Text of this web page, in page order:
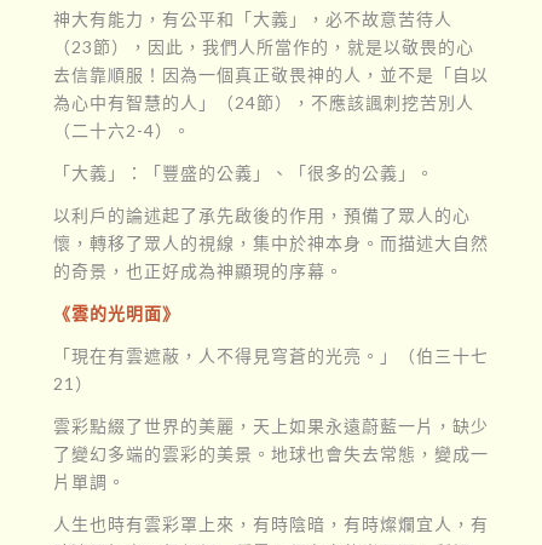
神大有能力，有公平和「大義」，必不故意苦待人
（23節），因此，我們人所當作的，就是以敬畏的心
去信靠順服！因為一個真正敬畏神的人，並不是「自以
為心中有智慧的人」（24節），不應該諷刺挖苦別人
（二十六2-4）。
「大義」：「豐盛的公義」、「很多的公義」。
以利戶的論述起了承先啟後的作用，預備了眾人的心
懷，轉移了眾人的視線，集中於神本身。而描述大自然
的奇景，也正好成為神顯現的序幕。
《雲的光明面》
「現在有雲遮蔽，人不得見穹蒼的光亮。」（伯三十七
21）
雲彩點綴了世界的美麗，天上如果永遠蔚藍一片，缺少
了變幻多端的雲彩的美景。地球也會失去常態，變成一
片單調。
人生也時有雲彩罩上來，有時陰暗，有時燦爛宜人，有